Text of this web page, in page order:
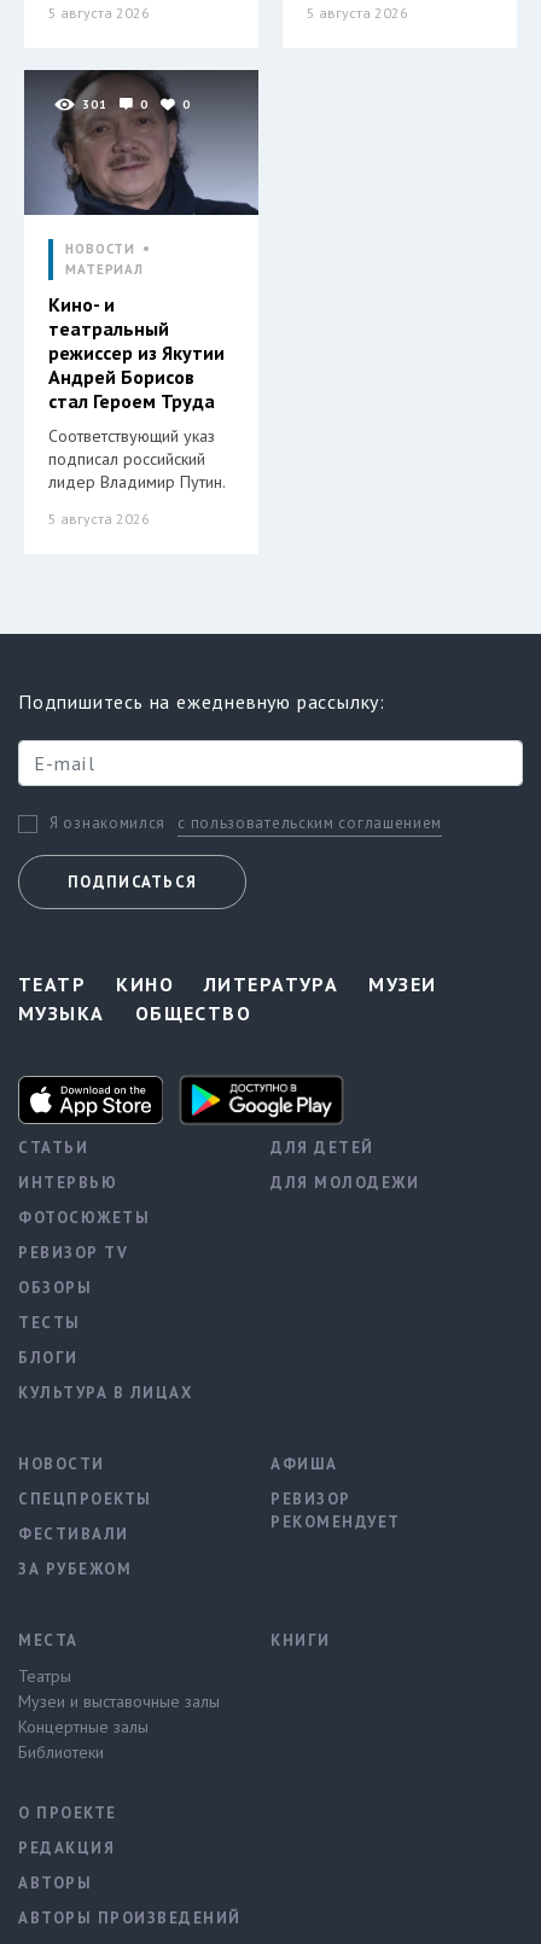
5 августа 2026 5 августа 2026
301 0 0
НОВОСТИ
МАТЕРИАЛ
Кино- и
театральный
режиссер из Якутии
Андрей Борисов
стал Героем Труда
Соответствующий указ
подписал российский
лидер Владимир Путин.
5 августа 2026
Подпишитесь на ежедневную рассылку:
Я ознакомился с пользовательским соглашением
ПОДПИСАТЬСЯ
ТЕАТР КИНО ЛИТЕРАТУРА
МУЗЕИ
МУЗЫКА
ОБЩЕСТВО
СТАТЬИ
ИНТЕРВЬЮ
ФОТОСЮЖЕТЫ
РЕВИЗОР TV
ОБЗОРЫ
ТЕСТЫ
БЛОГИ
КУЛЬТУРА В ЛИЦАХ
ДЛЯ ДЕТЕЙ
ДЛЯ МОЛОДЕЖИ
НОВОСТИ
СПЕЦПРОЕКТЫ
ФЕСТИВАЛИ
ЗА РУБЕЖОМ
АФИША
РЕВИЗОР
РЕКОМЕНДУЕТ
МЕСТА
Театры
Музеи и выставочные залы
Концертные залы
Библиотеки
КНИГИ
О ПРОЕКТЕ
РЕДАКЦИЯ
АВТОРЫ
АВТОРЫ ПРОИЗВЕДЕНИЙ